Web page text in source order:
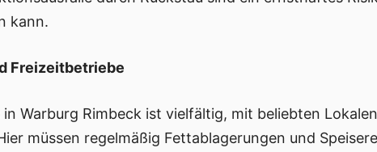
kann.
Freizeitbetriebe
in Warburg Rimbeck ist vielfältig, mit beliebten
müssen regelmäßig Fettablagerungen und